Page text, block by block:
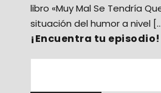
libro «Muy Mal Se Tendría
situación del humor a nivel
¡Encuentra tu episodio!